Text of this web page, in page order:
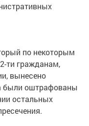
по некоторым
ти гражданам,
вынесено
были оштрафованы
остальных